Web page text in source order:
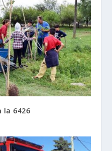
la 6426